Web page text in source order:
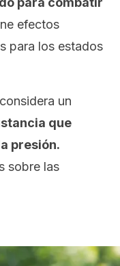
efectos
para los estados
un
que
presión.
sobre las